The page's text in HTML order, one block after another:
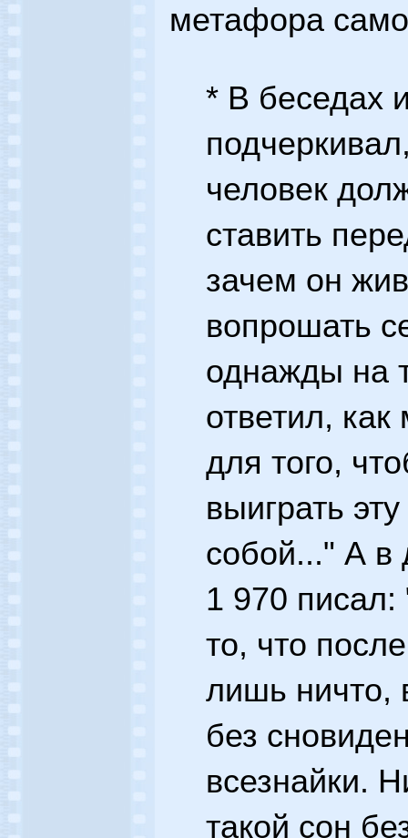
метафора
* В беседах
человек
ставить
зачем он
вопрошать
однажды на
ответил,
для того,
выиграть
собой..." А в
1 970
то, что
лишь ничто,
без
всезнайки.
такой сон